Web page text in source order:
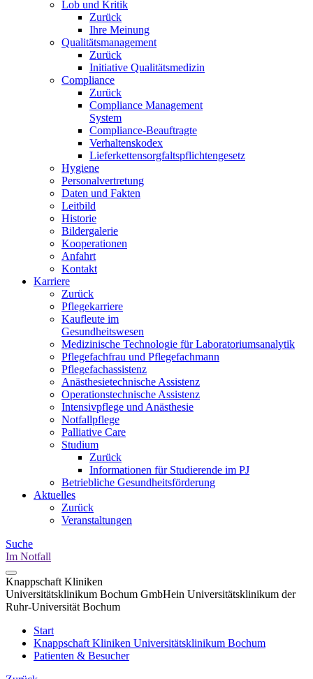
Lob und Kritik
Zurück
Ihre Meinung
Qualitätsmanagement
Zurück
Initiative Qualitätsmedizin
Compliance
Zurück
Compliance Management
System
Compliance-Beauftragte
Verhaltenskodex
Lieferkettensorgfaltspflichtengesetz
Hygiene
Personalvertretung
Daten und Fakten
Leitbild
Historie
Bildergalerie
Kooperationen
Anfahrt
Kontakt
Karriere
Zurück
Pflegekarriere
Kaufleute im
Gesundheitswesen
Medizinische Technologie für Laboratoriumsanalytik
Pflegefachfrau und Pflegefachmann
Pflegefachassistenz
Anästhesietechnische Assistenz
Operationstechnische Assistenz
Intensivpflege und Anästhesie
Notfallpflege
Palliative Care
Studium
Zurück
Informationen für Studierende im PJ
Betriebliche Gesundheitsförderung
Aktuelles
Zurück
Veranstaltungen
Suche
Im Notfall
Knappschaft Kliniken
Universitätsklinikum Bochum GmbHein Universitätsklinikum der
Ruhr-Universität Bochum
Start
Knappschaft Kliniken Universitätsklinikum Bochum
Patienten & Besucher